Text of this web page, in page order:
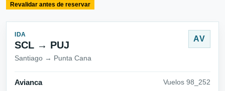
Revalidar antes de reservar
IDA
SCL → PUJ
Santiago → Punta Cana
AV
Avianca Vuelos 98_252